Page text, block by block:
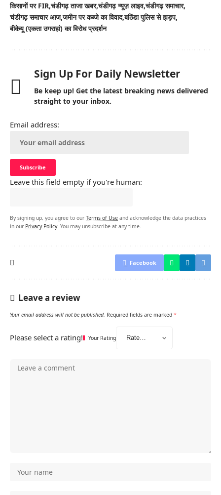
किसानों पर FIR चंडीगढ़ ताजा खबर चंडीगढ़ न्यूज़ लाइव चंडीगढ़ समाचार
चंडीगढ़ समाचार आज जमीन पर कब्जे का विवाद बठिंडा पुलिस से झड़प
बीकेयू (एकता उगराहां) का विरोध प्रदर्शन
Sign Up For Daily Newsletter
Be keep up! Get the latest breaking news delivered
straight to your inbox.
Email address:
Leave this field empty if you're human:
By signing up, you agree to our Terms of Use and acknowledge the data practices
in our Privacy Policy. You may unsubscribe at any time.
Facebook
Leave a review
Your email address will not be published. Required fields are marked *
Please select a rating! Your Rating